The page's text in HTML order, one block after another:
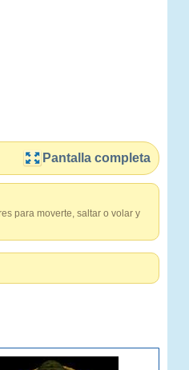
Pantalla completa
para moverte, saltar o volar y